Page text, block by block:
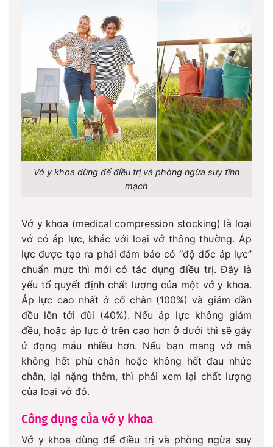
Vớ y khoa dùng để điều trị và phòng ngừa suy tĩnh
mạch
Vớ y khoa (medical compression stocking) là loại
vớ có áp lực, khác với loại vớ thông thường. Áp
lực được tạo ra phải đảm bảo có “độ dốc áp lực”
chuẩn mực thì mới có tác dụng điều trị. Đây là
yếu tố quyết định chất lượng của một vớ y khoa.
Áp lực cao nhất ở cổ chân (100%) và giảm dần
đều lên tới đùi (40%). Nếu áp lực không giảm
đều, hoặc áp lực ở trên cao hơn ở dưới thì sẽ gây
ứ đọng máu nhiều hơn. Nếu bạn mang vớ mà
không hết phù chân hoặc không hết đau nhức
chân, lại nặng thêm, thì phải xem lại chất lượng
của loại vớ đó.
Công dụng của vớ y khoa
Vớ y khoa dùng để điều trị và phòng ngừa suy